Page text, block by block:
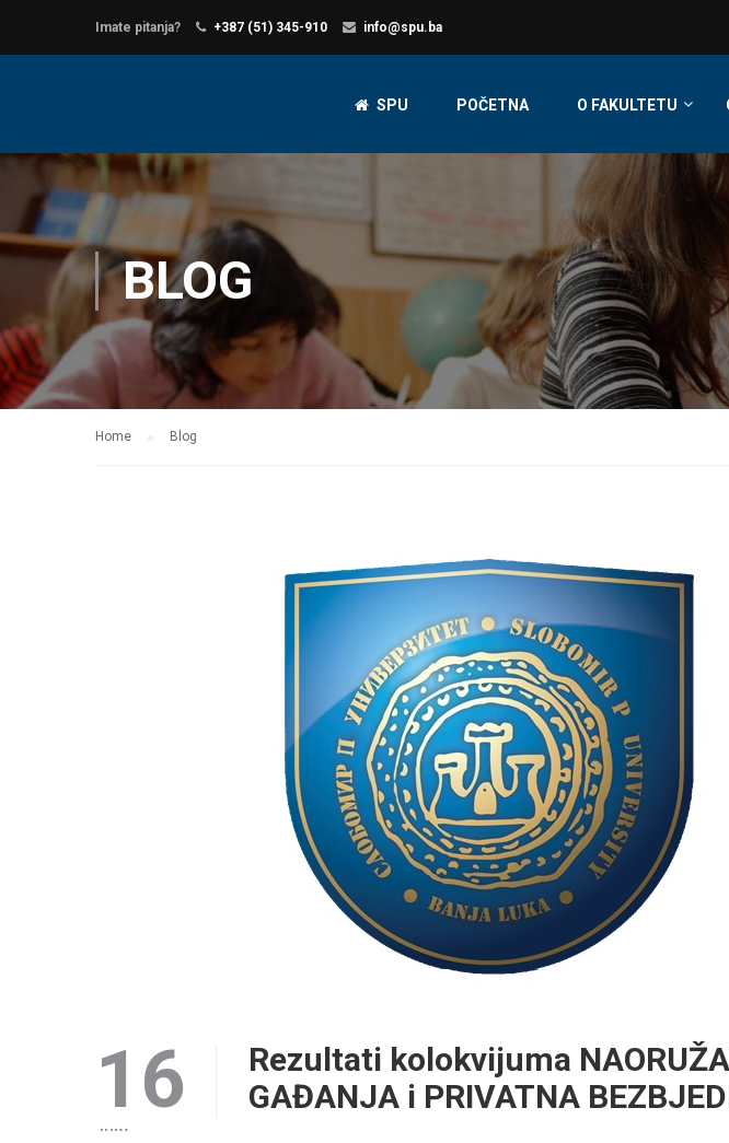
Imate pitanja? +387 (51) 345-910 info@spu.ba
SPU POČETNA O FAKULTETU
BLOG
Home Blog
16
JULY
Rezultati kolokvijuma
GAĐANJA i PRIVATNA